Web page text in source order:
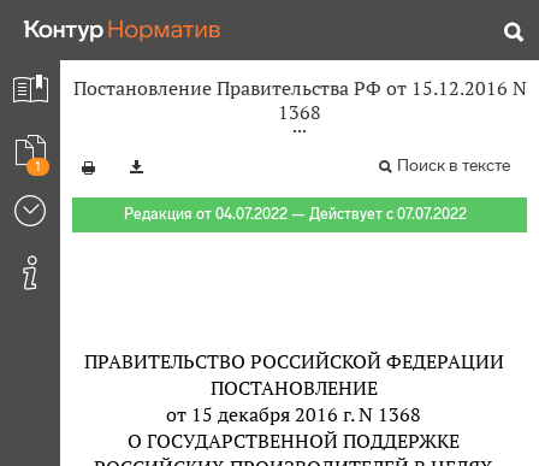
1
Постановление Правительства РФ от 15.12.2016 N
1368
Поиск в тексте
Редакция от 04.07.2022 — Действует с 07.07.2022
ПРАВИТЕЛЬСТВО РОССИЙСКОЙ ФЕДЕРАЦИИ
ПОСТАНОВЛЕНИЕ
от 15 декабря 2016 г. N 1368
О ГОСУДАРСТВЕННОЙ ПОДДЕРЖКЕ